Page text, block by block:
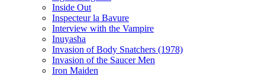
Inside Out
Inspecteur la Bavure
Interview with the Vampire
Inuyasha
Invasion of Body Snatchers (1978)
Invasion of the Saucer Men
Iron Maiden